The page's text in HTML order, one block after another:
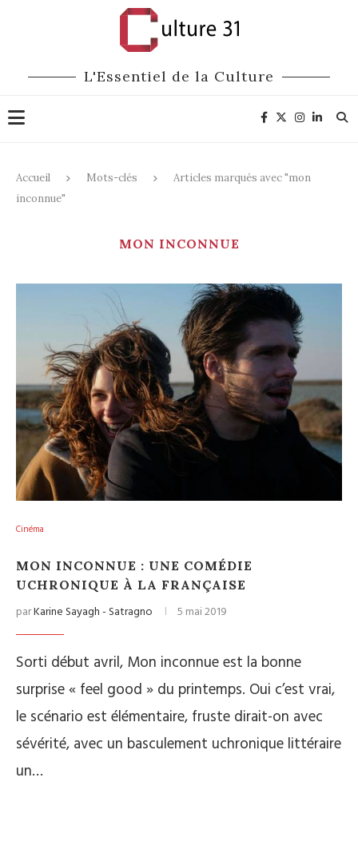
L'Essentiel de la Culture
Accueil Mots-clés
Articles marqués avec "mon
inconnue"
MON INCONNUE
Cinéma
MON INCONNUE : UNE COMÉDIE
UCHRONIQUE À LA FRANÇAISE
parKarine Sayagh - Satragno 5 mai 2019
Sorti début avril, Mon inconnue est la bonne
surprise « feel good » du printemps. Oui c’est vrai,
le scénario est élémentaire, fruste dirait-on avec
sévérité, avec un basculement uchronique littéraire
un…